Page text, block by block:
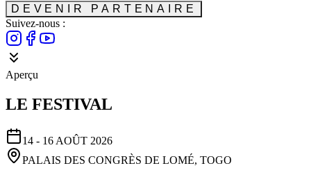
DEVENIR PARTENAIRE
Suivez-nous :
Aperçu
LE FESTIVAL
14 - 16 AOÛT 2026
PALAIS DES CONGRÈS DE LOMÉ, TOGO